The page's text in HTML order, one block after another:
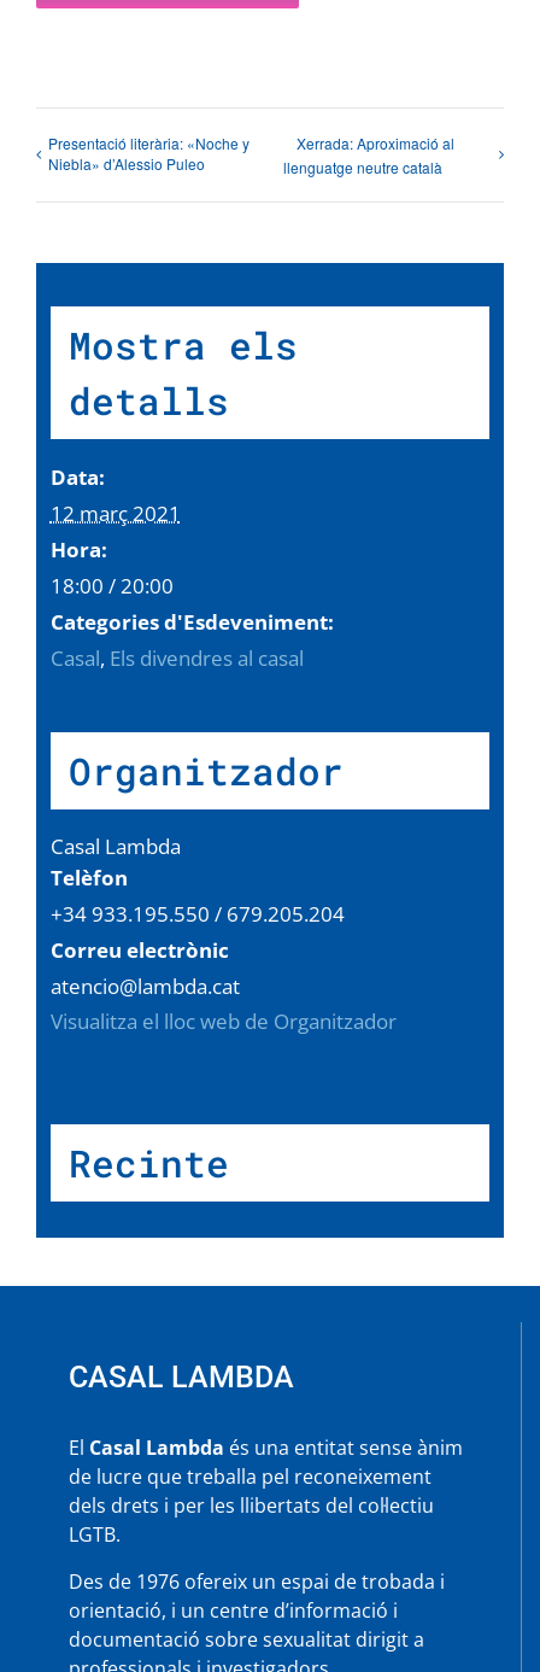
Presentació literària: «Noche y
Niebla» d’Alessio Puleo
Xerrada: Aproximació al
llenguatge neutre català
Mostra els
detalls
Data:
12 març 2021
Hora:
18:00 / 20:00
Categories d'Esdeveniment:
Casal, Els divendres al casal
Organitzador
Casal Lambda
Telèfon
+34 933.195.550 / 679.205.204
Correu electrònic
atencio@lambda.cat
Visualitza el lloc web de Organitzador
Recinte
CASAL LAMBDA
El Casal Lambda és una entitat sense ànim
de lucre que treballa pel reconeixement
dels drets i per les llibertats del col·lectiu
LGTB.
Des de 1976 ofereix un espai de trobada i
orientació, i un centre d’informació i
documentació sobre sexualitat dirigit a